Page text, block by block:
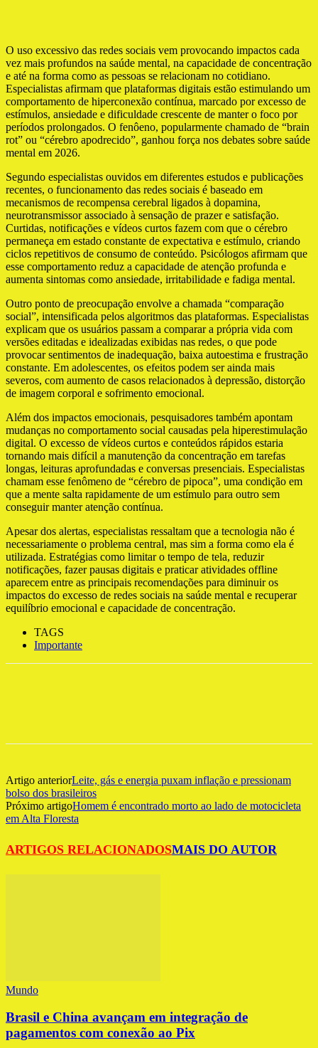
O uso excessivo das redes sociais vem provocando impactos cada
vez mais profundos na saúde mental, na capacidade de concentração
e até na forma como as pessoas se relacionam no cotidiano.
Especialistas afirmam que plataformas digitais estão estimulando um
comportamento de hiperconexão contínua, marcado por excesso de
estímulos, ansiedade e dificuldade crescente de manter o foco por
períodos prolongados. O fenôeno, popularmente chamado de “brain
rot” ou “cérebro apodrecido”, ganhou força nos debates sobre saúde
mental em 2026.
Segundo especialistas ouvidos em diferentes estudos e publicações
recentes, o funcionamento das redes sociais é baseado em
mecanismos de recompensa cerebral ligados à dopamina,
neurotransmissor associado à sensação de prazer e satisfação.
Curtidas, notificações e vídeos curtos fazem com que o cérebro
permaneça em estado constante de expectativa e estímulo, criando
ciclos repetitivos de consumo de conteúdo. Psicólogos afirmam que
esse comportamento reduz a capacidade de atenção profunda e
aumenta sintomas como ansiedade, irritabilidade e fadiga mental.
Outro ponto de preocupação envolve a chamada “comparação
social”, intensificada pelos algoritmos das plataformas. Especialistas
explicam que os usuários passam a comparar a própria vida com
versões editadas e idealizadas exibidas nas redes, o que pode
provocar sentimentos de inadequação, baixa autoestima e frustração
constante. Em adolescentes, os efeitos podem ser ainda mais
severos, com aumento de casos relacionados à depressão, distorção
de imagem corporal e sofrimento emocional.
Além dos impactos emocionais, pesquisadores também apontam
mudanças no comportamento social causadas pela hiperestimulação
digital. O excesso de vídeos curtos e conteúdos rápidos estaria
tornando mais difícil a manutenção da concentração em tarefas
longas, leituras aprofundadas e conversas presenciais. Especialistas
chamam esse fenômeno de “cérebro de pipoca”, uma condição em
que a mente salta rapidamente de um estímulo para outro sem
conseguir manter atenção contínua.
Apesar dos alertas, especialistas ressaltam que a tecnologia não é
necessariamente o problema central, mas sim a forma como ela é
utilizada. Estratégias como limitar o tempo de tela, reduzir
notificações, fazer pausas digitais e praticar atividades offline
aparecem entre as principais recomendações para diminuir os
impactos do excesso de redes sociais na saúde mental e recuperar
equilíbrio emocional e capacidade de concentração.
TAGS
Importante
Artigo anteriorLeite, gás e energia puxam inflação e pressionam
bolso dos brasileiros
Próximo artigoHomem é encontrado morto ao lado de motocicleta
em Alta Floresta
ARTIGOS RELACIONADOSMAIS DO AUTOR
Mundo
Brasil e China avançam em integração de
pagamentos com conexão ao Pix